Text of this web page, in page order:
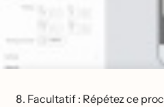
Facultatif : Répétez ce